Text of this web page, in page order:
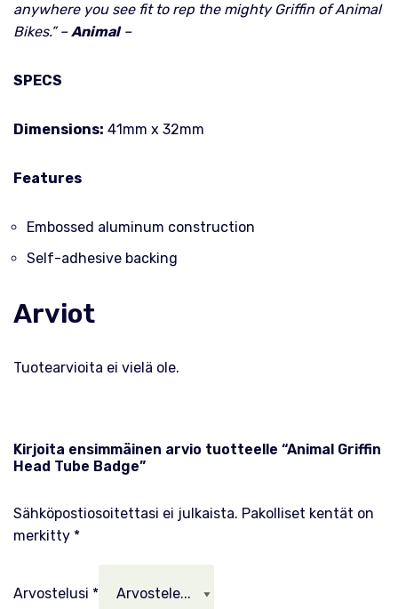
anywhere you see fit to rep the mighty Griffin of Animal
Bikes.” –Animal–
SPECS
Dimensions: 41mm x 32mm
Features
Embossed aluminum construction
Self-adhesive backing
Arviot
Tuotearvioita ei vielä ole.
Kirjoita ensimmäinen arvio tuotteelle “Animal Griffin
Head Tube Badge”
Sähköpostiosoitettasi ei julkaista. Pakolliset kentät on
merkitty *
Arvostelusi *